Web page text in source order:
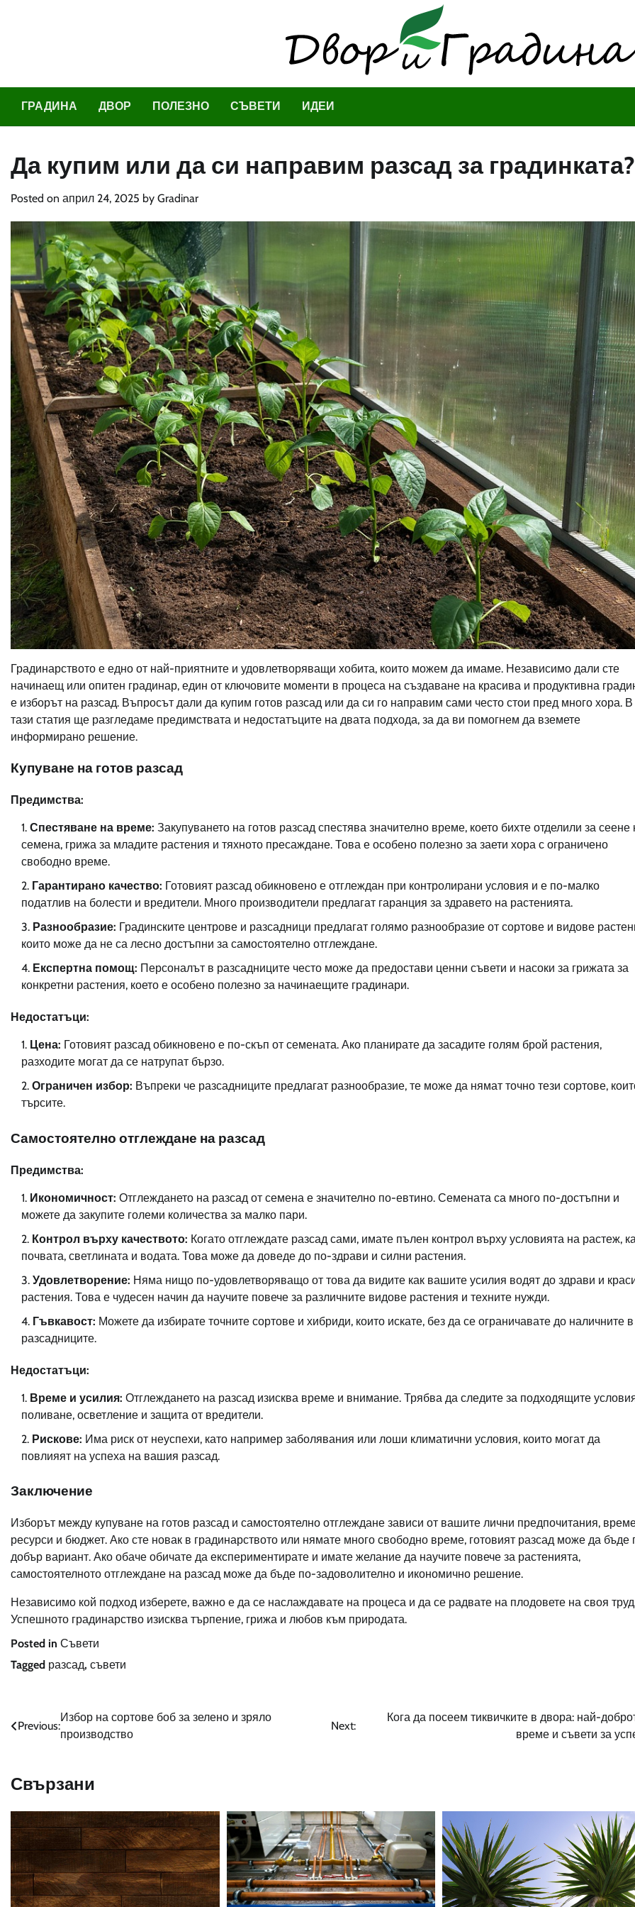
ГРАДИНА ДВОР ПОЛЕЗНО СЪВЕТИ ИДЕИ
Да купим или да си направим разсад за градинката?
Posted on април 24, 2025 by Gradinar
Градинарството е едно от най-приятните и удовлетворяващи хобита, които можем да имаме. Независимо дали сте
начинаещ или опитен градинар, един от ключовите моменти в процеса на създаване на красива и продуктивна
е изборът на разсад. Въпросът дали да купим готов разсад или да си го направим сами често стои пред много хора. В
тази статия ще разгледаме предимствата и недостатъците на двата подхода, за да ви помогнем да вземете
информирано решение.
Купуване на готов разсад
Предимства:
Спестяване на време: Закупуването на готов разсад спестява значително време, което бихте отделили за сеене
семена, грижа за младите растения и тяхното пресаждане. Това е особено полезно за заети хора с ограничено
свободно време.
Гарантирано качество: Готовият разсад обикновено е отглеждан при контролирани условия и е по-малко
податлив на болести и вредители. Много производители предлагат гаранция за здравето на растенията.
Разнообразие: Градинските центрове и разсадници предлагат голямо разнообразие от сортове и видове
които може да не са лесно достъпни за самостоятелно отглеждане.
Експертна помощ: Персоналът в разсадниците често може да предостави ценни съвети и насоки за грижата за
конкретни растения, което е особено полезно за начинаещите градинари.
Недостатъци:
Цена: Готовият разсад обикновено е по-скъп от семената. Ако планирате да засадите голям брой растения,
разходите могат да се натрупат бързо.
Ограничен избор: Въпреки че разсадниците предлагат разнообразие, те може да нямат точно тези сортове,
търсите.
Самостоятелно отглеждане на разсад
Предимства:
Икономичност: Отглеждането на разсад от семена е значително по-евтино. Семената са много по-достъпни и
можете да закупите големи количества за малко пари.
Контрол върху качеството: Когато отглеждате разсад сами, имате пълен контрол върху условията на растеж,
почвата, светлината и водата. Това може да доведе до по-здрави и силни растения.
Удовлетворение: Няма нищо по-удовлетворяващо от това да видите как вашите усилия водят до здрави и
растения. Това е чудесен начин да научите повече за различните видове растения и техните нужди.
Гъвкавост: Можете да избирате точните сортове и хибриди, които искате, без да се ограничавате до наличните в
разсадниците.
Недостатъци:
Време и усилия: Отглеждането на разсад изисква време и внимание. Трябва да следите за подходящите
поливане, осветление и защита от вредители.
Рискове: Има риск от неуспехи, като например заболявания или лоши климатични условия, които могат да
повлияят на успеха на вашия разсад.
Заключение
Изборът между купуване на готов разсад и самостоятелно отглеждане зависи от вашите лични предпочитания,
ресурси и бюджет. Ако сте новак в градинарството или нямате много свободно време, готовият разсад може да бъде
добър вариант. Ако обаче обичате да експериментирате и имате желание да научите повече за растенията,
самостоятелното отглеждане на разсад може да бъде по-задоволително и икономично решение.
Независимо кой подход изберете, важно е да се наслаждавате на процеса и да се радвате на плодовете на своя
Успешното градинарство изисква търпение, грижа и любов към природата.
Posted in Съвети
Tagged разсад, съвети
Навигация
Previous:
Избор на сортове боб за зелено и зряло
производство
Next:
Кога да посеем тиквичките в двора: най-
време и съвети за
Свързани